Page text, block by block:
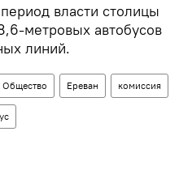
власти столицы
метровых автобусов
линий.
Общество Ереван комиссия